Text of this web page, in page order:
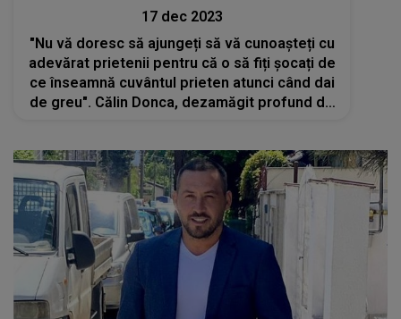
17 dec 2023
"Nu vă doresc să ajungeți să vă cunoașteți cu
adevărat prietenii pentru că o să fiți șocați de
ce înseamnă cuvântul prieten atunci când dai
de greu". Călin Donca, dezamăgit profund de